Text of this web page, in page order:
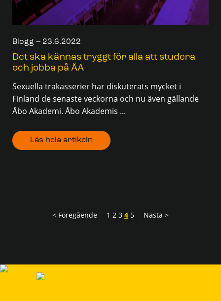
Blogg – 23.6.2022
Det ska kännas tryggt för alla att studera
och jobba på ÅA
Sexuella trakasserier har diskuterats mycket i
Finland de senaste veckorna och nu även gällande
Åbo Akademi. Åbo Akademis ...
Läs hela artikeln
< Föregående 1 2 3 4 5 Nästa >